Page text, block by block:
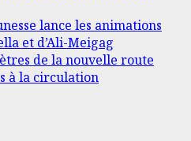
lance les animations
et d’Ali-Meigag
de la nouvelle route
à la circulation